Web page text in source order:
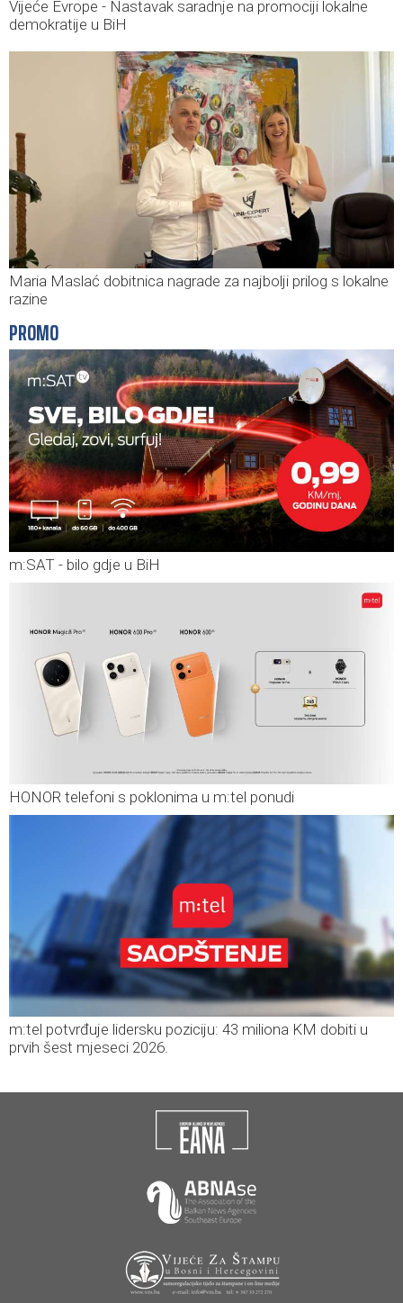
Vijeće Evrope - Nastavak saradnje na promociji lokalne
demokratije u BiH
Maria Maslać dobitnica nagrade za najbolji prilog s lokalne
razine
PROMO
m:SAT - bilo gdje u BiH
HONOR telefoni s poklonima u m:tel ponudi
m:tel potvrđuje lidersku poziciju: 43 miliona KM dobiti u
prvih šest mjeseci 2026.